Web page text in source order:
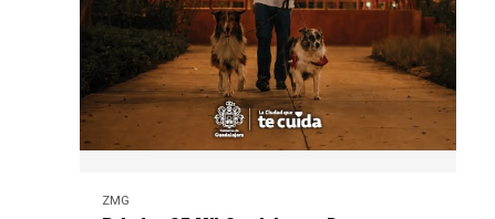
ZMG